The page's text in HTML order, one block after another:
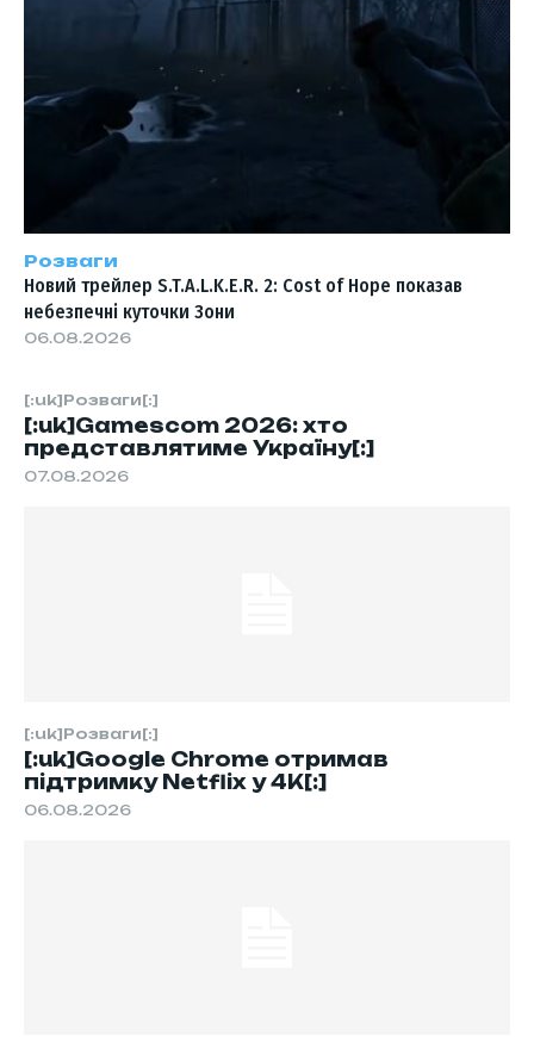
[:uk]Розваги[:]
[:uk]Gamescom 2026: хто
представлятиме Україну[:]
07.08.2026
[:uk]Розваги[:]
[:uk]Google Chrome отримав
підтримку Netflix у 4K[:]
06.08.2026
Розваги
Новий трейлер S.T.A.L.K.E.R. 2: Cost of Hope показав
небезпечні куточки Зони
06.08.2026